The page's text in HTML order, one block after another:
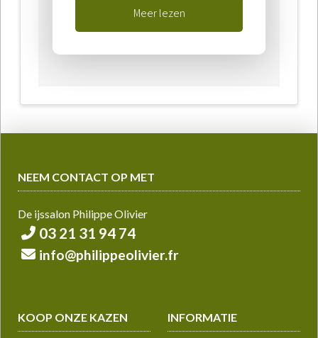
Meer lezen
NEEM CONTACT OP MET
De ijssalon Philippe Olivier
03 21 31 94 74
info@philippeolivier.fr
KOOP ONZE KAZEN INFORMATIE